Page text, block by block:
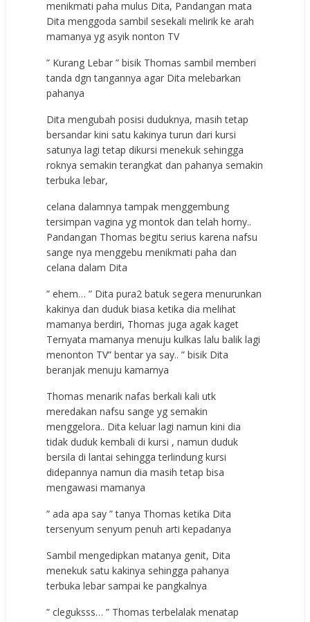
menikmati paha mulus Dita, Pandangan mata
Dita menggoda sambil sesekali melirik ke arah
mamanya yg asyik nonton TV
” Kurang Lebar ” bisik Thomas sambil memberi
tanda dgn tangannya agar Dita melebarkan
pahanya
Dita mengubah posisi duduknya, masih tetap
bersandar kini satu kakinya turun dari kursi
satunya lagi tetap dikursi menekuk sehingga
roknya semakin terangkat dan pahanya semakin
terbuka lebar,
celana dalamnya tampak menggembung
tersimpan vagina yg montok dan telah horny..
Pandangan Thomas begitu serius karena nafsu
sange nya menggebu menikmati paha dan
celana dalam Dita
” ehem… ” Dita pura2 batuk segera menurunkan
kakinya dan duduk biasa ketika dia melihat
mamanya berdiri, Thomas juga agak kaget
Ternyata mamanya menuju kulkas lalu balik lagi
menonton TV” bentar ya say.. ” bisik Dita
beranjak menuju kamarnya
Thomas menarik nafas berkali kali utk
meredakan nafsu sange yg semakin
menggelora.. Dita keluar lagi namun kini dia
tidak duduk kembali di kursi , namun duduk
bersila di lantai sehingga terlindung kursi
didepannya namun dia masih tetap bisa
mengawasi mamanya
” ada apa say ” tanya Thomas ketika Dita
tersenyum senyum penuh arti kepadanya
Sambil mengedipkan matanya genit, Dita
menekuk satu kakinya sehingga pahanya
terbuka lebar sampai ke pangkalnya
” cleguksss… ” Thomas terbelalak menatap